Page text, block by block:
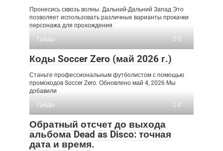
Пронесись сквозь волны. Дальний-Дальний Запад Это
позволяет использовать различные варианты прокачки
персонажа для прохождения
Гайды
0
Коды Soccer Zero (май 2026 г.)
Станьте профессиональным футболистом с помощью
промокодов Soccer Zero. Обновлено май 4, 2026 Мы
добавили
Гайды
0
Обратный отсчет до выхода
альбома Dead as Disco: точная
дата и время.